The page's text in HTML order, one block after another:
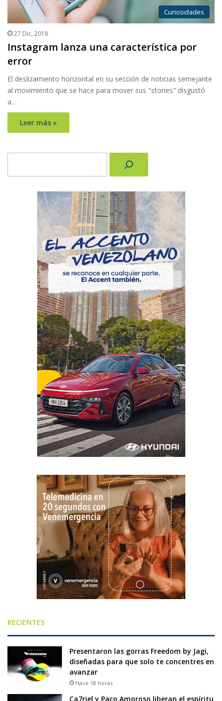
Curiosidades
27 Dic, 2018
Instagram lanza una característica por
error
El deslizamiento horizontal en su sección de noticias semejante
al movimiento que se hace para mover sus "stories" disgustó
a…
Leer más »
RECIENTES
Presentaron las gorras Freedom by Jagi,
diseñadas para que solo te concentres en
avanzar
Hace 18 horas
Ca7riel y Paco Amoroso liberan el espíritu